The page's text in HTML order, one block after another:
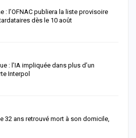
: l’OFNAC publiera la liste provisoire
dès le 10 août
: l’IA impliquée dans plus d’un
Interpol
32 ans retrouvé mort à son domicile,